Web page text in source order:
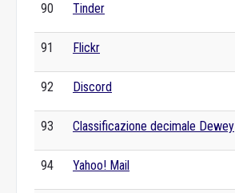
90 Tinder
91 Flickr
92 Discord
93 Classificazione decimale Dewey
94 Yahoo! Mail